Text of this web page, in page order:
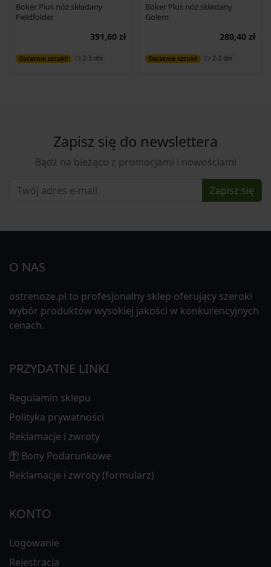
Boker Plus nóż składany
Fieldfolder
391,60 zł
Ostatnie sztuki! 2-3 dni
Dodaj do koszyka
Böker Plus nóż składany
Golem
280,40 zł
Ostatnie sztuki! 2-3 dni
Dodaj do koszyka
Zapisz się do newslettera
Bądź na bieżąco z promocjami i nowościami
Zapisz się
O NAS
ostrenoze.pl to profesjonalny sklep oferujący szeroki
wybór produktów wysokiej jakości w konkurencyjnych
cenach.
PRZYDATNE LINKI
Regulamin sklepu
Polityka prywatności
Reklamacje i zwroty
Bony Podarunkowe
Reklamacje i zwroty (formularz)
KONTO
Logowanie
Rejestracja